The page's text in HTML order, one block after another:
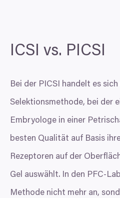
ICSI vs. PICSI
Bei der PICSI handelt es
Selektionsmethode, bei der
Embryologe in einer
besten Qualität auf Basis
Rezeptoren auf der
Gel auswählt. In den PFC-
Methode nicht mehr an,